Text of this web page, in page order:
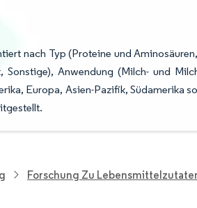
nach Typ (Proteine und
Anwendung (Milch- und
Europa, Asien-Pazifik, Südamerika
Forschung Zu